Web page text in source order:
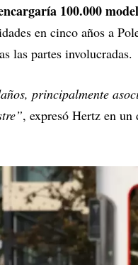
100.000
en cinco años a
las partes involucradas.
principalmente
, expresó Hertz en